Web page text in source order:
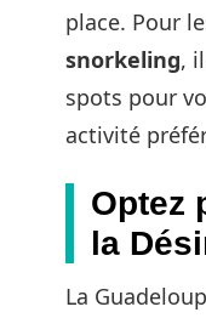
place. Pour
snorkeling,
spots pour
activité
Optez
la
La